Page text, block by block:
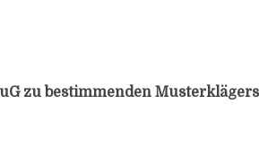
zu bestimmenden Musterklägers